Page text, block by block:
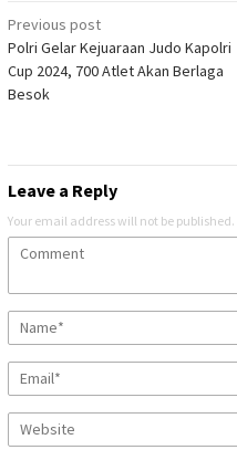
Post
navigation
Previous post
Polri Gelar Kejuaraan Judo Kapolri
Cup 2024, 700 Atlet Akan Berlaga
Besok
Leave a Reply
Your email address will not be published.